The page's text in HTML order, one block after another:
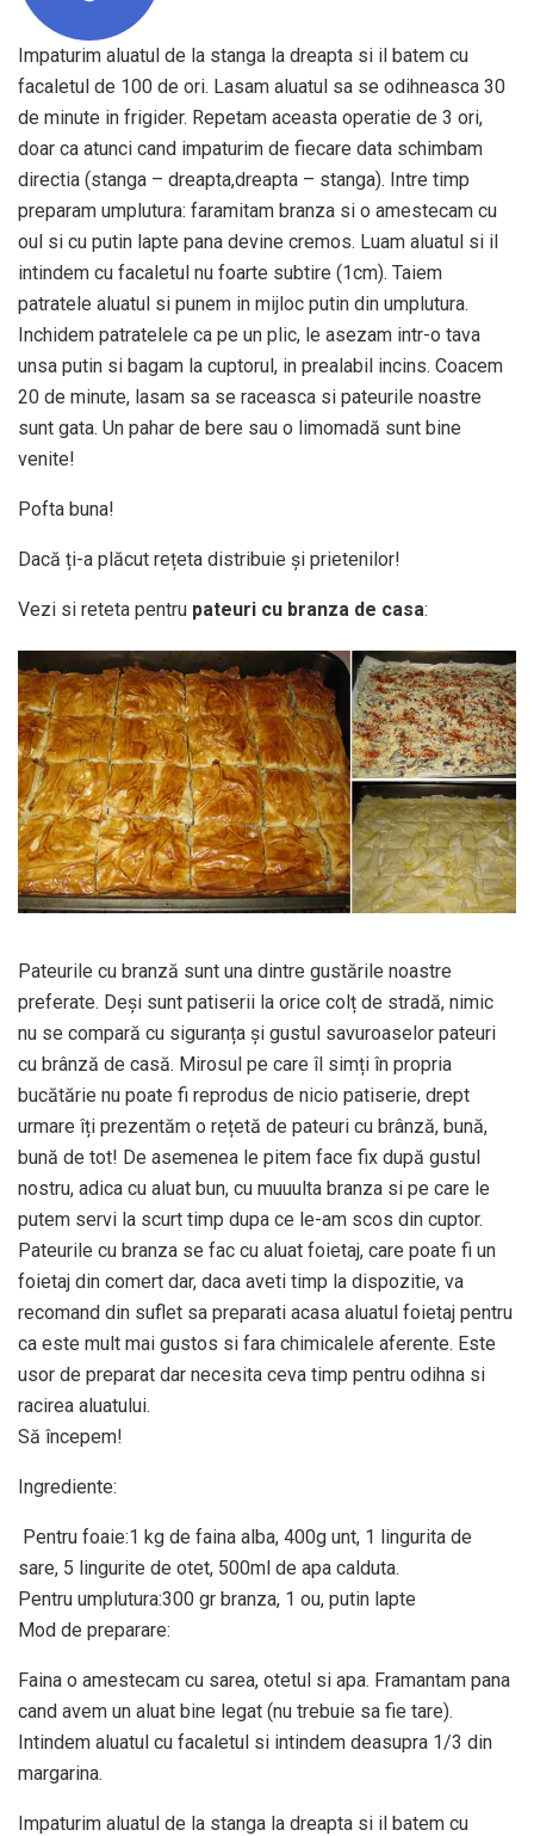
Impaturim aluatul de la stanga la dreapta si il batem cu
facaletul de 100 de ori. Lasam aluatul sa se odihneasca 30
de minute in frigider. Repetam aceasta operatie de 3 ori,
doar ca atunci cand impaturim de fiecare data schimbam
directia (stanga – dreapta,dreapta – stanga). Intre timp
preparam umplutura: faramitam branza si o amestecam cu
oul si cu putin lapte pana devine cremos. Luam aluatul si il
intindem cu facaletul nu foarte subtire (1cm). Taiem
patratele aluatul si punem in mijloc putin din umplutura.
Inchidem patratelele ca pe un plic, le asezam intr-o tava
unsa putin si bagam la cuptorul, in prealabil incins. Coacem
20 de minute, lasam sa se raceasca si pateurile noastre
sunt gata. Un pahar de bere sau o limomadă sunt bine
venite!
Pofta buna!
Dacă ți-a plăcut rețeta distribuie și prietenilor!
Vezi si reteta pentru pateuri cu branza de casa:
Pateurile cu branză sunt una dintre gustările noastre
preferate. Deși sunt patiserii la orice colț de stradă, nimic
nu se compară cu siguranța și gustul savuroaselor pateuri
cu brânză de casă. Mirosul pe care îl simți în propria
bucătărie nu poate fi reprodus de nicio patiserie, drept
urmare îți prezentăm o rețetă de pateuri cu brânză, bună,
bună de tot! De asemenea le pitem face fix după gustul
nostru, adica cu aluat bun, cu muuulta branza si pe care le
putem servi la scurt timp dupa ce le-am scos din cuptor.
Pateurile cu branza se fac cu aluat foietaj, care poate fi un
foietaj din comert dar, daca aveti timp la dispozitie, va
recomand din suflet sa preparati acasa aluatul foietaj pentru
ca este mult mai gustos si fara chimicalele aferente. Este
usor de preparat dar necesita ceva timp pentru odihna si
racirea aluatului.
Să începem!
Ingrediente:
Pentru foaie:1 kg de faina alba, 400g unt, 1 lingurita de
sare, 5 lingurite de otet, 500ml de apa calduta.
Pentru umplutura:300 gr branza, 1 ou, putin lapte
Mod de preparare:
Faina o amestecam cu sarea, otetul si apa. Framantam pana
cand avem un aluat bine legat (nu trebuie sa fie tare).
Intindem aluatul cu facaletul si intindem deasupra 1/3 din
margarina.
Impaturim aluatul de la stanga la dreapta si il batem cu